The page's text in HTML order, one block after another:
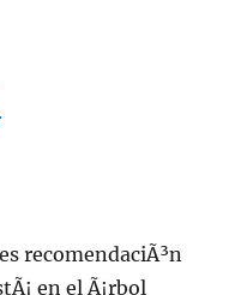
recomendaciÃ³n
en el Ã¡rbol